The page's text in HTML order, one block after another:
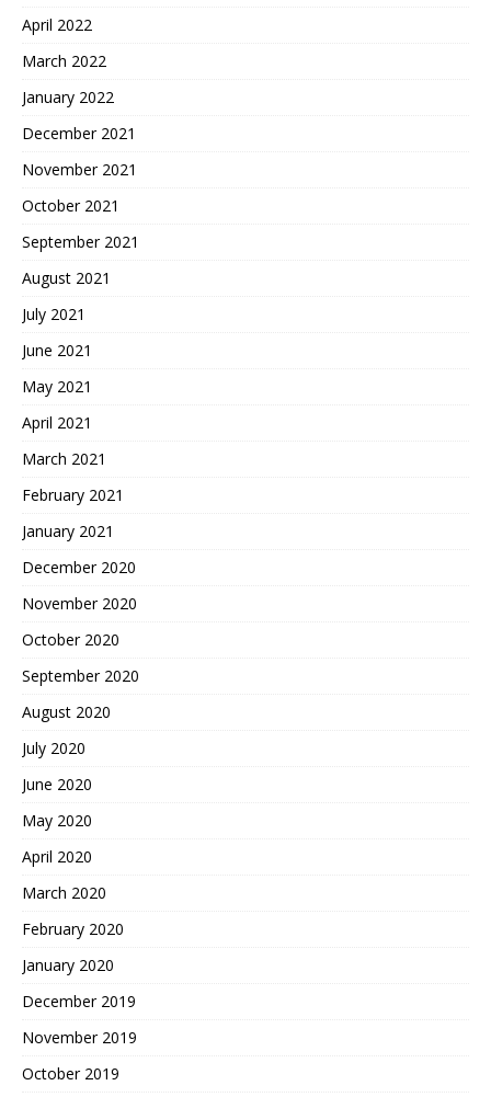
April 2022
March 2022
January 2022
December 2021
November 2021
October 2021
September 2021
August 2021
July 2021
June 2021
May 2021
April 2021
March 2021
February 2021
January 2021
December 2020
November 2020
October 2020
September 2020
August 2020
July 2020
June 2020
May 2020
April 2020
March 2020
February 2020
January 2020
December 2019
November 2019
October 2019